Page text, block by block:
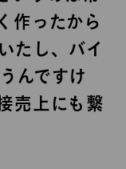
作ったから
たし、バイ
んですけ
売上にも繋